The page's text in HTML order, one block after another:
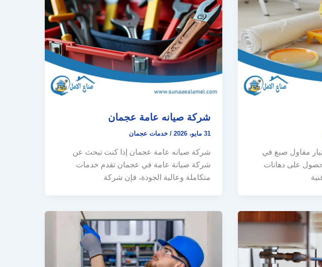
مقاول صبغ في
على دهانات
شركة صيانه عامة عجمان
31 مايو، 2026 / خدمات عجمان
شركة صيانه عامة عجمان إذا كنت تبحث عن
شركة صيانة عامة في عجمان تقدم خدمات
متكاملة وعالية الجودة، فإن شركة